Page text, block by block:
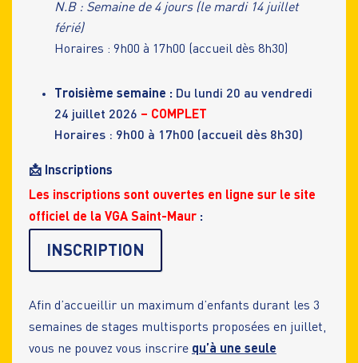
N.B : Semaine de 4 jours (le mardi 14 juillet
férié)
Horaires : 9h00 à 17h00 (accueil dès 8h30)
Troisième semaine : Du lundi 20 au vendredi
24 juillet 2026 – COMPLET
Horaires : 9h00 à 17h00 (accueil dès 8h30)
📩 Inscriptions
Les inscriptions sont ouvertes en ligne sur le site
officiel de la VGA Saint-Maur :
INSCRIPTION
Afin d’accueillir un maximum d’enfants durant les 3
semaines de stages multisports proposées en juillet,
vous ne pouvez vous inscrire qu’à une seule